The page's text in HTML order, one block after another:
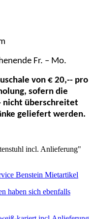
Fr. – Mo.
von € 20,-- pro
sofern die
nicht überschreitet
geliefert werden.
incl. Anlieferung"
Benstein Mietartikel
haben sich ebenfalls